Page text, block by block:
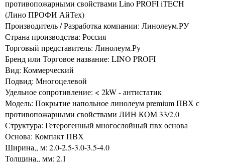
противопожарными свойствами Lino PROFI iTECH
(Лино ПРОФИ АйТех)
Производитель / Разработка компании: Линолеум.РУ
Страна производства: Россия
Торговый представитель: Линолеум.Ру
Бренд или Торговое название: LINO PROFI
Вид: Коммерческий
Подвид: Многоцелевой
Удельное сопротивление: < 2kW - антистатик
Модель: Покрытие напольное линолеум premium ПВХ с
противопожарными свойствами ЛИН КОМ 33/2.0
Структура: Гетерогенный многослойный пвх основа
Основа: Компакт ПВХ
Ширина,, м: 2.0-2.5-3.0-3.5-4.0
Толщина,, мм: 2.1